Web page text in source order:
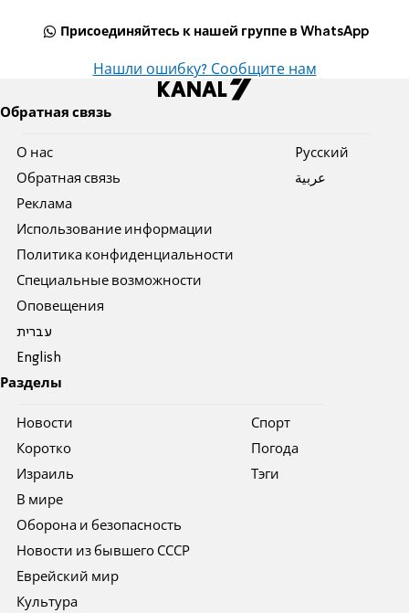
Присоединяйтесь к нашей группе в WhatsApp
Нашли ошибку? Сообщите нам
Обратная связь
О нас
Обратная связь
Реклама
Использование информации
Политика конфиденциальности
Специальные возможности
Оповещения
עברית
English
Pусский
عربية
Разделы
Новости
Коротко
Израиль
В мире
Оборона и безопасность
Новости из бывшего СССР
Еврейский мир
Культура
Спорт
Погода
Тэги